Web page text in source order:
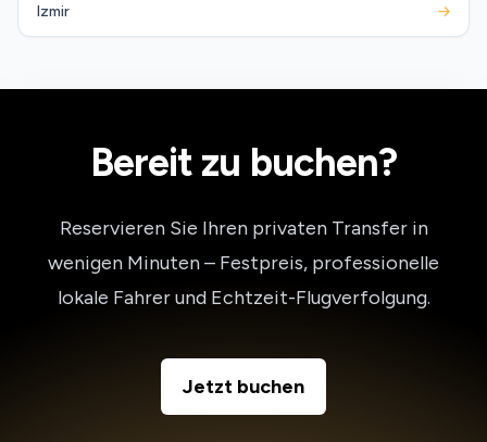
Izmir →
Bereit zu buchen?
Reservieren Sie Ihren privaten Transfer in
wenigen Minuten – Festpreis, professionelle
lokale Fahrer und Echtzeit-Flugverfolgung.
Jetzt buchen